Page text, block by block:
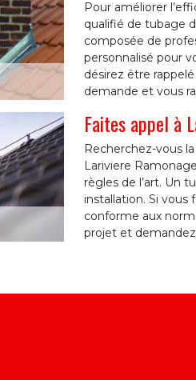
Pour améliorer
qualifié de tubage
composée de
personnalisé pour
désirez être
demande et vous
Faites appel à
Recherchez-vous
Lariviere
règles de l’art. Un
installation. Si vous
conforme aux
projet et